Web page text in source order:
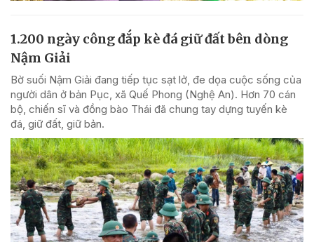
1.200 ngày công đắp kè đá giữ đất bên dòng
Nậm Giải
Bờ suối Nậm Giải đang tiếp tục sạt lở, đe dọa cuộc sống của
người dân ở bản Pục, xã Quế Phong (Nghệ An). Hơn 70 cán
bộ, chiến sĩ và đồng bào Thái đã chung tay dựng tuyến kè
đá, giữ đất, giữ bản.